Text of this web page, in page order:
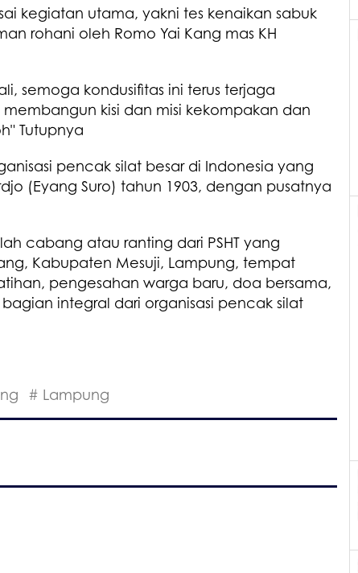
kegiatan utama, yakni tes kenaikan sabuk
rohani oleh Romo Yai Kang mas KH
semoga kondusifitas ini terus terjaga
kisi dan misi kekompakan dan
Tutupnya
pencak silat besar di Indonesia yang
(Eyang Suro) tahun 1903, dengan pusatnya
cabang atau ranting dari PSHT yang
Kabupaten Mesuji, Lampung, tempat
pengesahan warga baru, doa bersama,
integral dari organisasi pencak silat
# Lampung